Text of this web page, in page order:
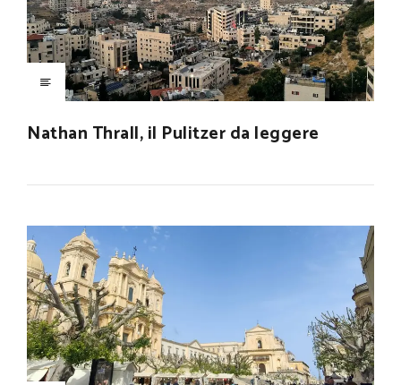
Nathan Thrall, il Pulitzer da leggere